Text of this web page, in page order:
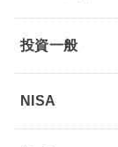
投資一般
NISA